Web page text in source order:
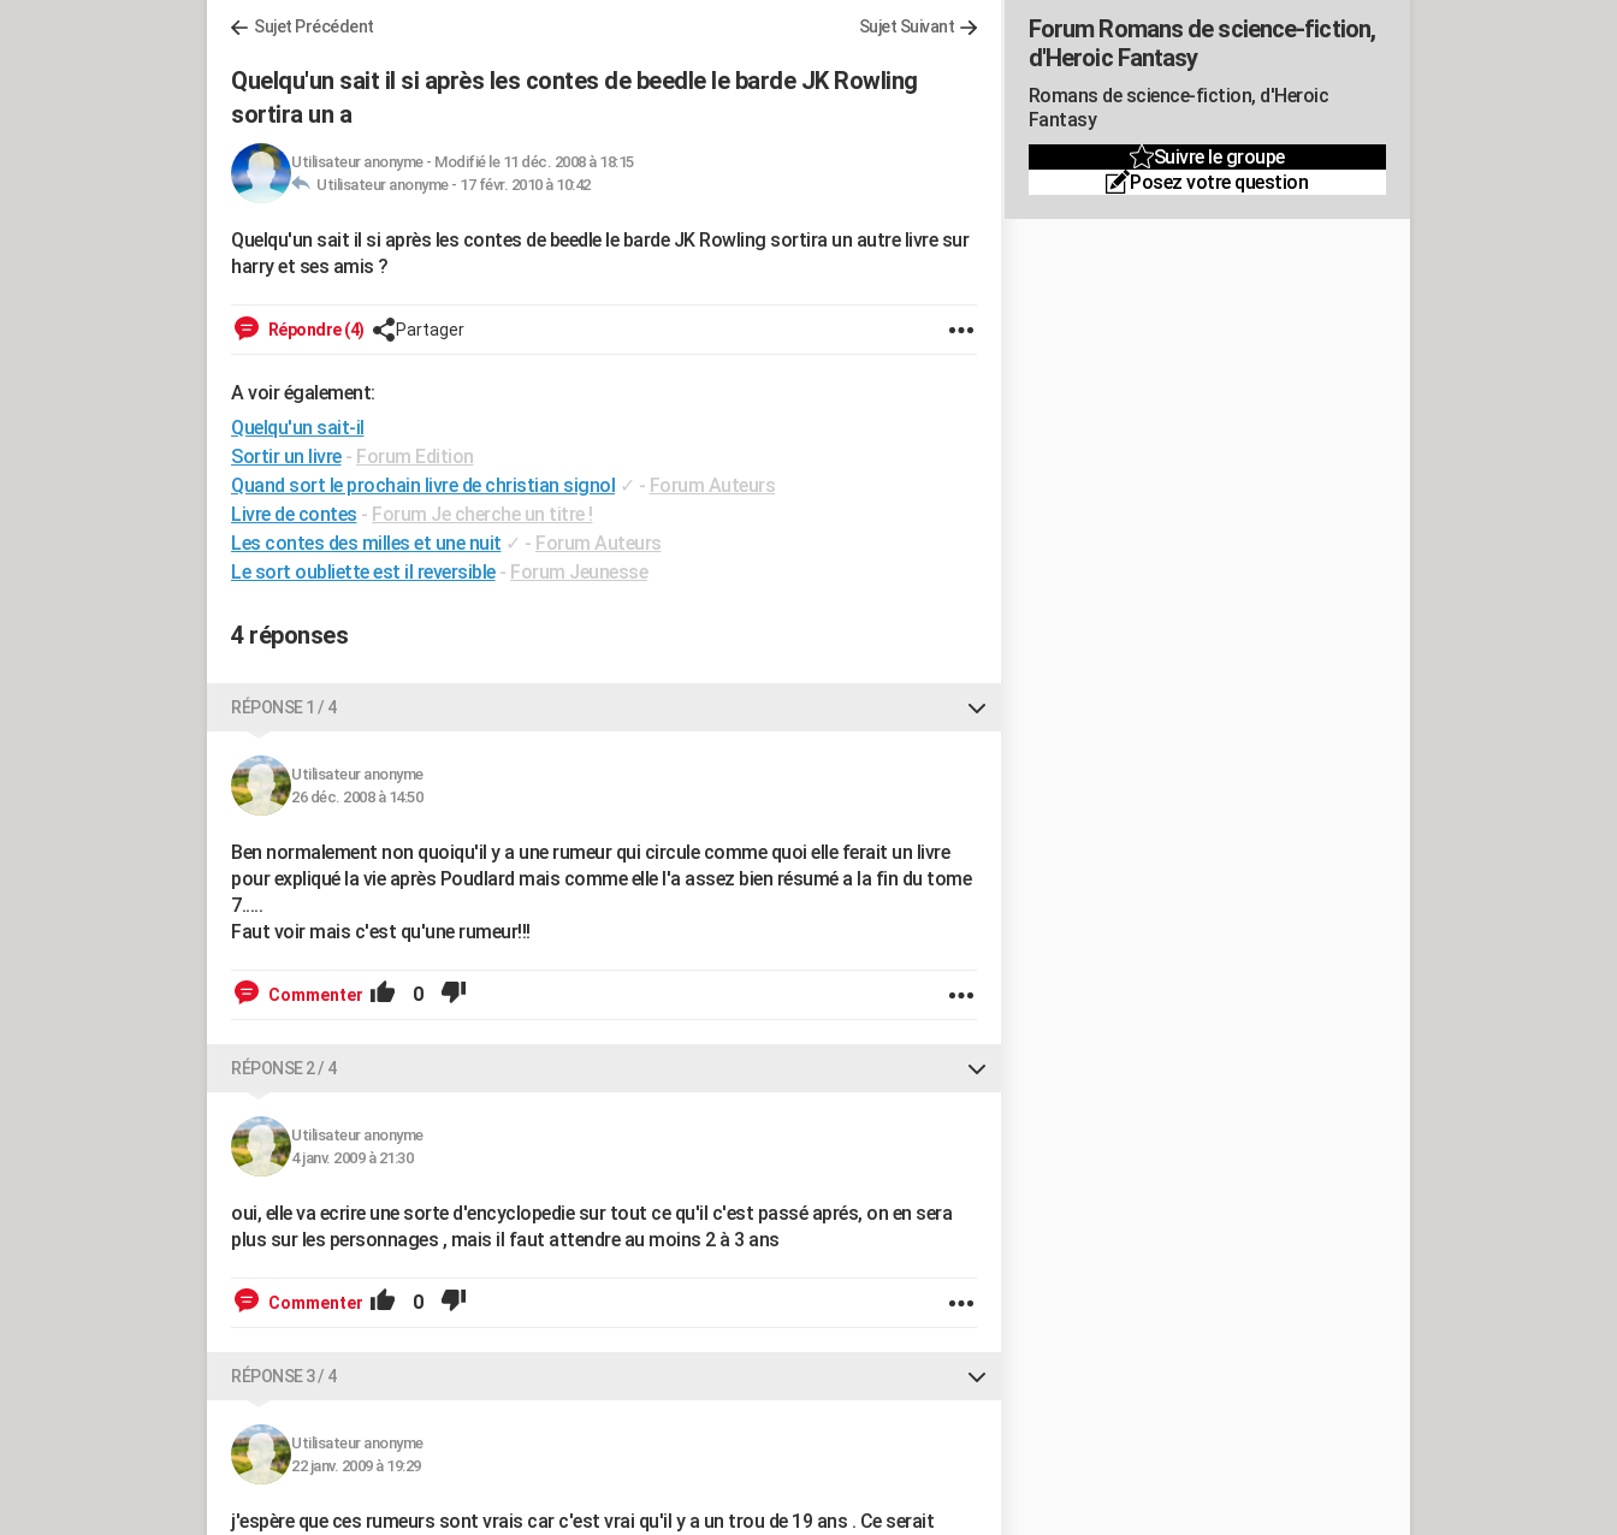
Sujet Précédent Sujet Suivant
Quelqu'un sait il si après les contes de beedle le barde JK Rowling
sortira un a
Utilisateur anonyme- Modifié le 11 déc. 2008 à 18:15
Utilisateur anonyme - 17 févr. 2010 à 10:42
Quelqu'un sait il si après les contes de beedle le barde JK Rowling sortira un autre livre sur
harry et ses amis ?
Répondre (4) Partager
A voir également:
Quelqu'un sait-il
Sortir un livre - Forum Edition
Quand sort le prochain livre de christian signol ✓ - Forum Auteurs
Livre de contes - Forum Je cherche un titre !
Les contes des milles et une nuit ✓ - Forum Auteurs
Le sort oubliette est il reversible - Forum Jeunesse
4 réponses
RÉPONSE 1 / 4
Utilisateur anonyme
26 déc. 2008 à 14:50
Ben normalement non quoiqu'il y a une rumeur qui circule comme quoi elle ferait un livre
pour expliqué la vie après Poudlard mais comme elle l'a assez bien résumé a la fin du tome
7.....
Faut voir mais c'est qu'une rumeur!!!
Commenter 0
RÉPONSE 2 / 4
Utilisateur anonyme
4 janv. 2009 à 21:30
oui, elle va ecrire une sorte d'encyclopedie sur tout ce qu'il c'est passé aprés, on en sera
plus sur les personnages , mais il faut attendre au moins 2 à 3 ans
Commenter 0
RÉPONSE 3 / 4
Utilisateur anonyme
22 janv. 2009 à 19:29
j'espère que ces rumeurs sont vrais car c'est vrai qu'il y a un trou de 19 ans . Ce serait
Forum Romans de science-fiction,
d'Heroic Fantasy
Romans de science-fiction, d'Heroic
Fantasy
Suivre le groupe
Posez votre question